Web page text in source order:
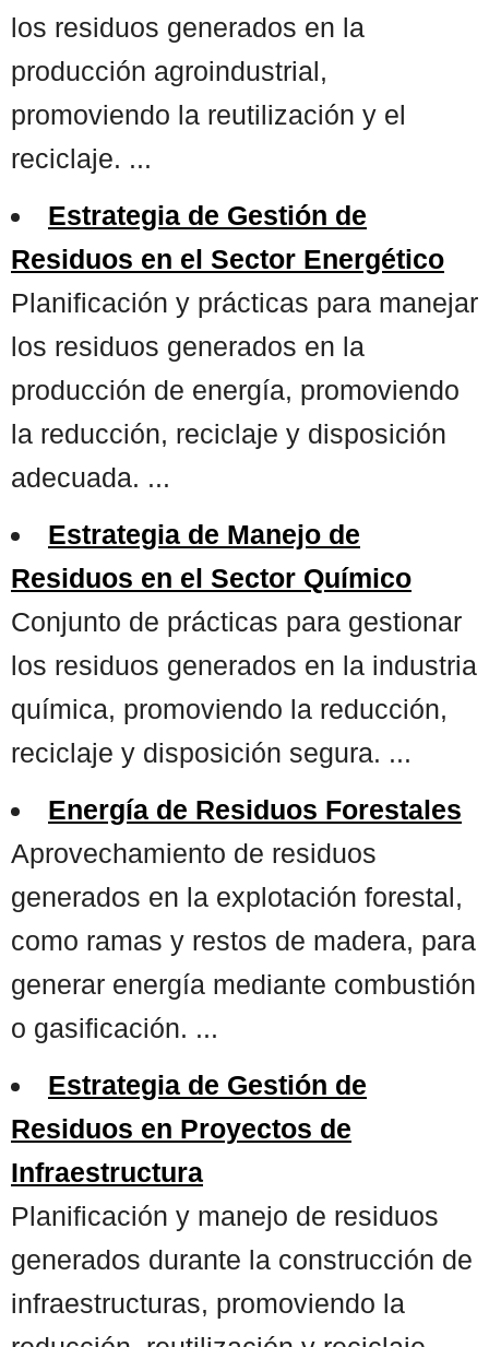
los residuos generados en la
producción agroindustrial,
promoviendo la reutilización y el
reciclaje. ...
Estrategia de Gestión de
Residuos en el Sector Energético
Planificación y prácticas para manejar
los residuos generados en la
producción de energía, promoviendo
la reducción, reciclaje y disposición
adecuada. ...
Estrategia de Manejo de
Residuos en el Sector Químico
Conjunto de prácticas para gestionar
los residuos generados en la industria
química, promoviendo la reducción,
reciclaje y disposición segura. ...
Energía de Residuos Forestales
Aprovechamiento de residuos
generados en la explotación forestal,
como ramas y restos de madera, para
generar energía mediante combustión
o gasificación. ...
Estrategia de Gestión de
Residuos en Proyectos de
Infraestructura
Planificación y manejo de residuos
generados durante la construcción de
infraestructuras, promoviendo la